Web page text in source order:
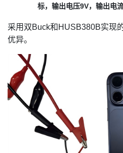
标，输出电压9V，输出电
采用双Buck和HUSB380B实现
优异。